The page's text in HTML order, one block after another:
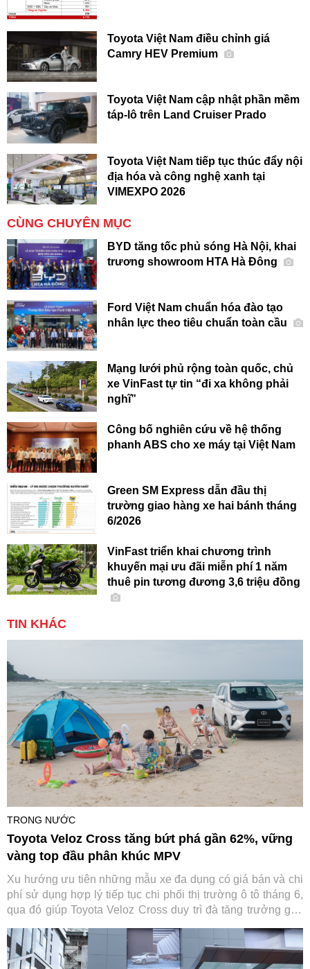
Toyota Việt Nam điều chỉnh giá
Camry HEV Premium
Toyota Việt Nam cập nhật phần mềm
táp-lô trên Land Cruiser Prado
Toyota Việt Nam tiếp tục thúc đẩy nội
địa hóa và công nghệ xanh tại
VIMEXPO 2026
CÙNG CHUYÊN MỤC
BYD tăng tốc phủ sóng Hà Nội, khai
trương showroom HTA Hà Đông
Ford Việt Nam chuẩn hóa đào tạo
nhân lực theo tiêu chuẩn toàn cầu
Mạng lưới phủ rộng toàn quốc, chủ
xe VinFast tự tin “đi xa không phải
nghĩ”
Công bố nghiên cứu về hệ thống
phanh ABS cho xe máy tại Việt Nam
Green SM Express dẫn đầu thị
trường giao hàng xe hai bánh tháng
6/2026
VinFast triển khai chương trình
khuyến mại ưu đãi miễn phí 1 năm
thuê pin tương đương 3,6 triệu đồng
TIN KHÁC
TRONG NƯỚC
Toyota Veloz Cross tăng bứt phá gần 62%, vững
vàng top đầu phân khúc MPV
Xu hướng ưu tiên những mẫu xe đa dụng có giá bán và chi
phí sử dụng hợp lý tiếp tục chi phối thị trường ô tô tháng 6,
qua đó giúp Toyota Veloz Cross duy trì đà tăng trưởng gần